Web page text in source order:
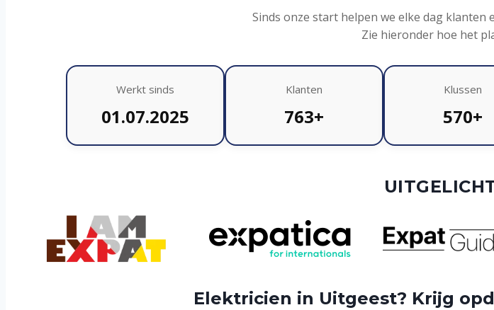
Sinds onze start helpen we elke dag klanten
Zie hieronder hoe het
Werkt sinds
01.07.2025
Klanten
763+
Klussen
570+
Elektricien in Uitgeest? Krijg